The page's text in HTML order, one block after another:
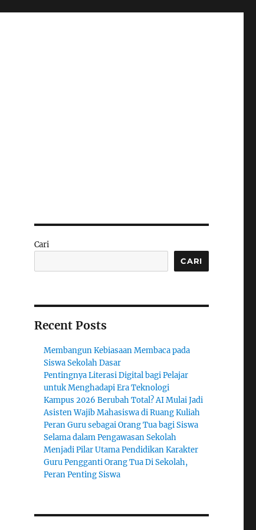
Cari
CARI
Recent Posts
Membangun Kebiasaan Membaca pada
Siswa Sekolah Dasar
Pentingnya Literasi Digital bagi Pelajar
untuk Menghadapi Era Teknologi
Kampus 2026 Berubah Total? AI Mulai Jadi
Asisten Wajib Mahasiswa di Ruang Kuliah
Peran Guru sebagai Orang Tua bagi Siswa
Selama dalam Pengawasan Sekolah
Menjadi Pilar Utama Pendidikan Karakter
Guru Pengganti Orang Tua Di Sekolah,
Peran Penting Siswa